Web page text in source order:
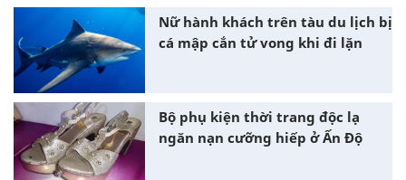
Nữ hành khách trên tàu du lịch bị
cá mập cắn tử vong khi đi lặn
Bộ phụ kiện thời trang độc lạ
ngăn nạn cưỡng hiếp ở Ấn Độ